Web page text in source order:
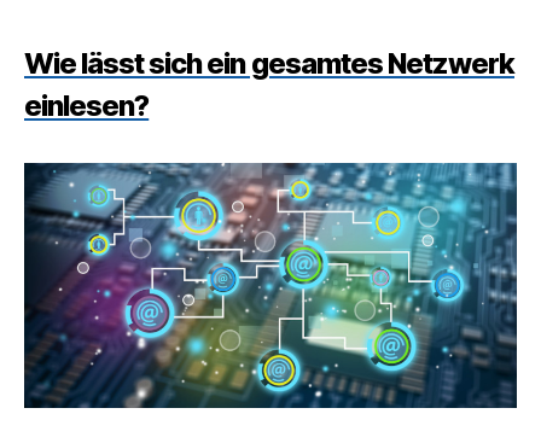
Wie lässt sich ein gesamtes Netzwerk
einlesen?